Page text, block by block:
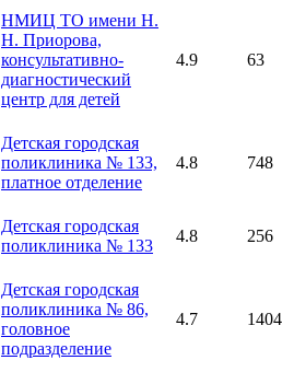
НМИЦ ТО имени Н.
Н. Приорова,
консультативно-
диагностический
центр для детей
4.9 63
Детская городская
поликлиника № 133,
платное отделение
4.8 748
Детская городская
поликлиника № 133
4.8 256
Детская городская
поликлиника № 86,
головное
подразделение
4.7 1404